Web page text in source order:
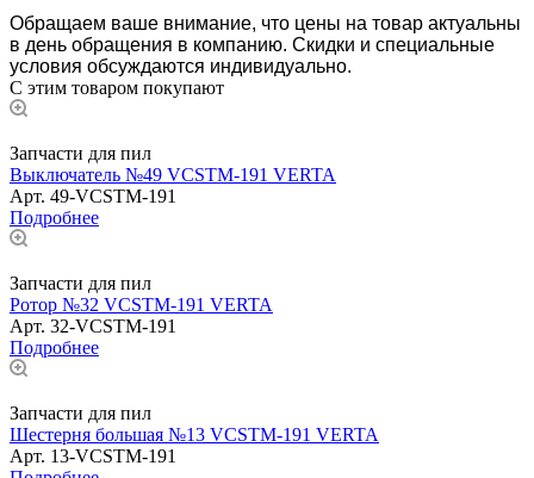
Обращаем ваше внимание, что цены на товар актуальны
в день обращения в компанию. Скидки и специальные
условия обсуждаются индивидуально.
С этим товаром покупают
Запчасти для пил
Выключатель №49 VCSTM-191 VERTA
Арт. 49-VCSTM-191
Подробнее
Запчасти для пил
Ротор №32 VCSTM-191 VERTA
Арт. 32-VCSTM-191
Подробнее
Запчасти для пил
Шестерня большая №13 VCSTM-191 VERTA
Арт. 13-VCSTM-191